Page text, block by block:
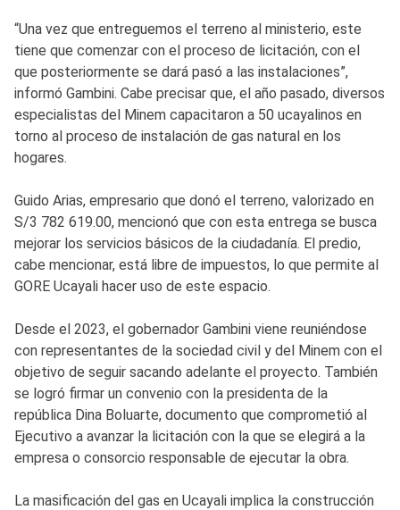
“Una vez que entreguemos el terreno al ministerio, este
tiene que comenzar con el proceso de licitación, con el
que posteriormente se dará pasó a las instalaciones”,
informó Gambini. Cabe precisar que, el año pasado, diversos
especialistas del Minem capacitaron a 50 ucayalinos en
torno al proceso de instalación de gas natural en los
hogares.
Guido Arias, empresario que donó el terreno, valorizado en
S/3 782 619.00, mencionó que con esta entrega se busca
mejorar los servicios básicos de la ciudadanía. El predio,
cabe mencionar, está libre de impuestos, lo que permite al
GORE Ucayali hacer uso de este espacio.
Desde el 2023, el gobernador Gambini viene reuniéndose
con representantes de la sociedad civil y del Minem con el
objetivo de seguir sacando adelante el proyecto. También
se logró firmar un convenio con la presidenta de la
república Dina Boluarte, documento que comprometió al
Ejecutivo a avanzar la licitación con la que se elegirá a la
empresa o consorcio responsable de ejecutar la obra.
La masificación del gas en Ucayali implica la construcción